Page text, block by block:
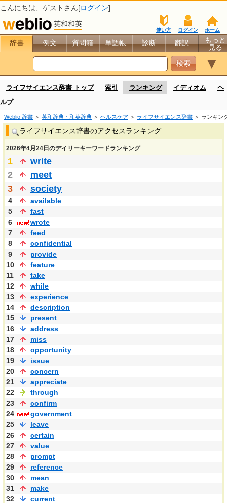
こんにちは、 ゲスト さん[ログイン]
英和和英
ホーム
ログイン
使い方
辞書 例文 質問箱 単語帳 診断 翻訳
もっと
見る
▼
ライフサイエンス辞書 トップ 索引 ランキング イディオム
ヘ
ルプ
Weblio 辞書 ＞ 英和辞典・和英辞典 ＞ ヘルスケア ＞ ライフサイエンス辞書 ＞ ランキン
ライフサイエンス辞書のアクセスランキング
2026年4月24日のデイリーキーワードランキング
1
write
2
meet
3
society
4
available
5
fast
6
wrote
7
feed
8
confidential
9
provide
10
feature
11
take
12
while
13
experience
14
description
15
present
16
address
17
miss
18
opportunity
19
issue
20
concern
21
appreciate
22
through
23
confirm
24
government
25
leave
26
certain
27
value
28
prompt
29
reference
30
mean
31
make
32
current